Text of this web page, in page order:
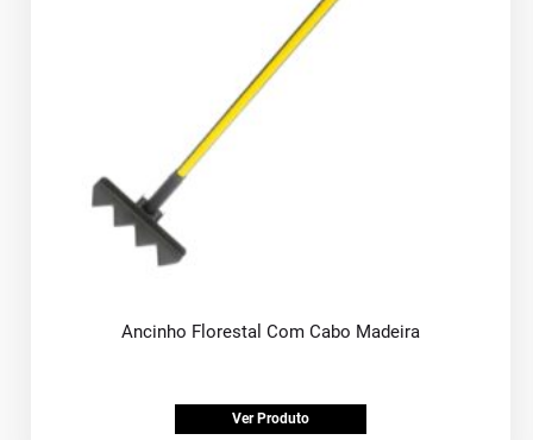
Ancinho Florestal Com Cabo Madeira
Ver Produto